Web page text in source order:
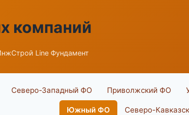
компаний
Line Фундамент
Северо-Западный ФО Приволжский ФО
Южный ФО Северо-